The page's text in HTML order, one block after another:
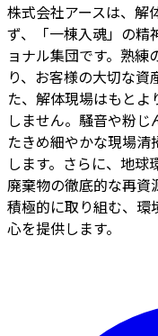
株式会社アースは、解
ず、「一棟入魂」の精
ョナル集団です。熟
り、お客様の大切な資
た、解体現場はもと
しません。騒音や粉
たきめ細やかな現場
します。さらに、地
廃棄物の徹底的な再資
積極的に取り組む、環
心を提供します。